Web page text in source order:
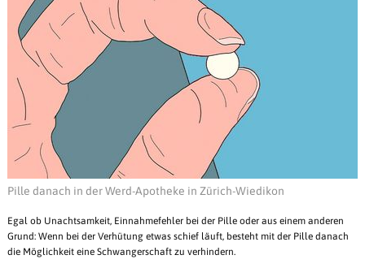
Pille danach in der Werd-Apotheke in Zürich-Wiedikon
Egal ob Unachtsamkeit, Einnahmefehler bei der Pille oder aus einem anderen
Grund: Wenn bei der Verhütung etwas schief läuft, besteht mit der Pille danach
die Möglichkeit eine Schwangerschaft zu verhindern.